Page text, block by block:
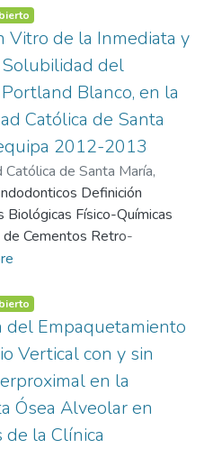
Oclusal Etapas o Fases de
Patrones de Destrucción
Periodontal Perdida
Deformidades Óseas
de los Patrones de
Vitro de la Inmediata y
del
Blanco, en la
Católica de Santa
2012-2013
Católica de Santa María,
)Rivera Chávez, Ana Ximena
Definición
Biológicas Físico-Químicas
de Cementos Retro-
- Eba Mta (Mineral de
Cemento Portland Definición
El Cemento Portland
Clasificación Tipos Cemento
Solubilidad Estándares
Procedimiento para la
de la Solubilidad , según la
según Estándares Iso
del Empaquetamiento
Vertical con y sin
en la
Ósea Alveolar en
de la Clínica